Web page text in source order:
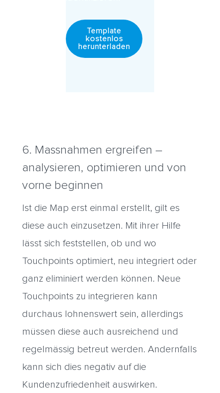
Template
kostenlos
herunterladen
6. Massnahmen ergreifen –
analysieren, optimieren und von
vorne beginnen
Ist die Map erst einmal erstellt, gilt es
diese auch einzusetzen. Mit ihrer Hilfe
lässt sich feststellen, ob und wo
Touchpoints optimiert, neu integriert oder
ganz eliminiert werden können. Neue
Touchpoints zu integrieren kann
durchaus lohnenswert sein, allerdings
müssen diese auch ausreichend und
regelmässig betreut werden. Andernfalls
kann sich dies negativ auf die
Kundenzufriedenheit auswirken.